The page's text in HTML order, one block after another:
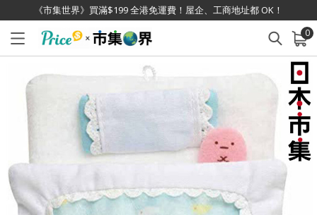
《市集世界》買滿$199 全港免運費！屋企、工商地址都 OK！
0
已加入購物車 查看